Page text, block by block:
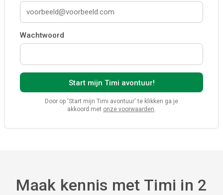
Wachtwoord
Door op 'Start mijn Timi avontuur' te klikken ga je
akkoord met onze voorwaarden.
Maak kennis met Timi in 2